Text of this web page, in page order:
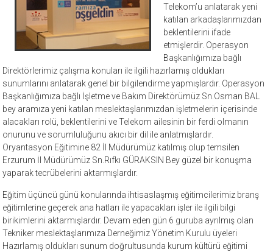
Telekom’u anlatarak yeni
katılan arkadaşlarımızdan
beklentilerini ifade
etmişlerdir. Operasyon
Başkanlığımıza bağlı
Direktörlerimiz çalışma konuları ile ilgili hazırlamış oldukları
sunumlarını anlatarak genel bir bilgilendirme yapmışlardır. Operasyon
Başkanlığımıza bağlı İşletme ve Bakım Direktörümüz Sn.Osman BAL
bey aramıza yeni katılan meslektaşlarımızdan işletmelerin içerisinde
alacakları rolü, beklentilerini ve Telekom ailesinin bir ferdi olmanın
onurunu ve sorumluluğunu akıcı bir dil ile anlatmışlardır.
Oryantasyon Eğitimine 82 İl Müdürümüz katılmış olup temsilen
Erzurum İl Müdürümüz Sn.Rıfkı GÜRAKSIN Bey güzel bir konuşma
yaparak tecrübelerini aktarmışlardır.
Eğitim üçüncü günü konularında ihtisaslaşmış eğitimcilerimiz branş
eğitimlerine geçerek ana hatları ile yapacakları işler ile ilgili bilgi
birikimlerini aktarmışlardır. Devam eden gün 6 guruba ayrılmış olan
Tekniker meslektaşlarımıza Derneğimiz Yönetim Kurulu üyeleri
Hazırlamış oldukları sunum doğrultusunda kurum kültürü eğitimi